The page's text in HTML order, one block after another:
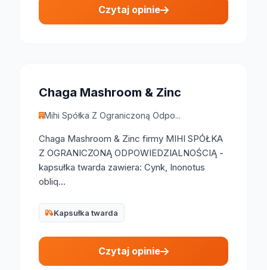
Czytaj opinie
Chaga Mashroom & Zinc
Mihi Spółka Z Ograniczoną Odpo...
Chaga Mashroom & Zinc firmy MIHI SPÓŁKA
Z OGRANICZONĄ ODPOWIEDZIALNOŚCIĄ -
kapsułka twarda zawiera: Cynk, Inonotus
obliq...
Kapsułka twarda
Czytaj opinie